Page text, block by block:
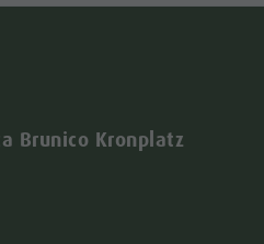
Brunico Kronplatz